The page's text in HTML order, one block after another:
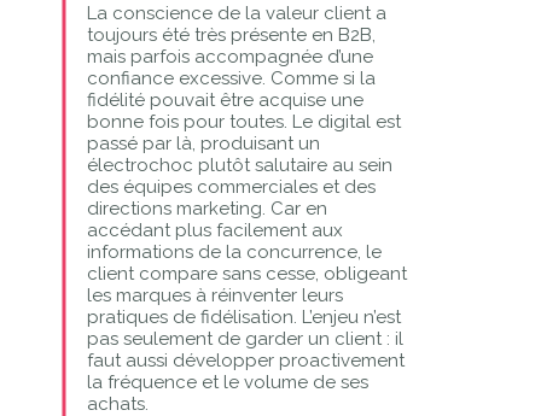
La conscience de la valeur client a
toujours été très présente en B2B,
mais parfois accompagnée d’une
confiance excessive. Comme si la
fidélité pouvait être acquise une
bonne fois pour toutes. Le digital est
passé par là, produisant un
électrochoc plutôt salutaire au sein
des équipes commerciales et des
directions marketing. Car en
accédant plus facilement aux
informations de la concurrence, le
client compare sans cesse, obligeant
les marques à réinventer leurs
pratiques de fidélisation. L’enjeu n’est
pas seulement de garder un client : il
faut aussi développer proactivement
la fréquence et le volume de ses
achats.